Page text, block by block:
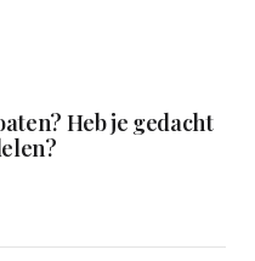
Heb je gedacht